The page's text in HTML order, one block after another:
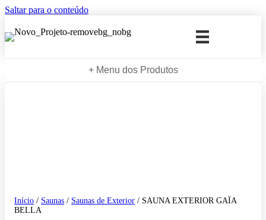
Saltar para o conteúdo
+ Menu dos Produtos
Início / Saunas / Saunas de Exterior / SAUNA EXTERIOR GAÏA
BELLA